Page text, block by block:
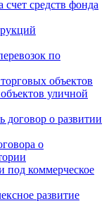
средств фонда
по
объектов
уличной
договор о развитии
о
под коммерческое
развитие